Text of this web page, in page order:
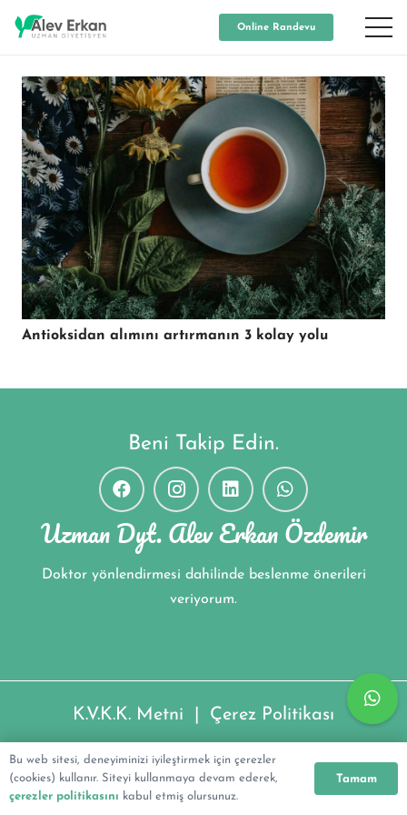
Online Randevu
Antioksidan alımını artırmanın 3 kolay yolu
Beni Takip Edin.
Uzman Dyt. Alev Erkan Özdemir
Doktor yönlendirmesi dahilinde beslenme önerileri
veriyorum.
K.V.K.K. Metni Çerez Politikası
Uzman Dyt. Alev Erkan Özdemir ©2022
Bu web sitesi, deneyiminizi iyileştirmek için çerezler
(cookies) kullanır. Siteyi kullanmaya devam ederek,
çerezler politikasını kabul etmiş olursunuz.
Tamam